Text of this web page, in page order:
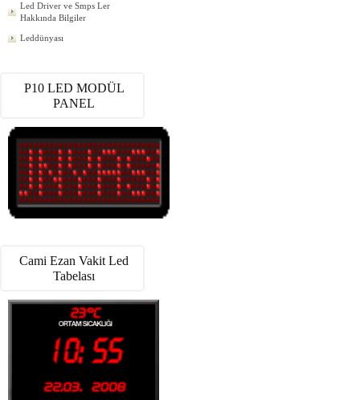
Led Driver ve Smps Ler
Hakkında Bilgiler
Leddünyası
P10 LED MODÜL
PANEL
Cami Ezan Vakit Led
Tabelası